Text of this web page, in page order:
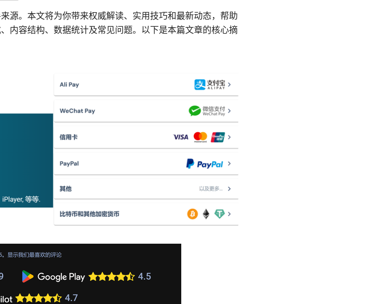
源。本文将为你带来权威解读、实用技巧和最新动态，帮助
内容结构、数据统计及常见问题。以下是本篇文章的核心摘